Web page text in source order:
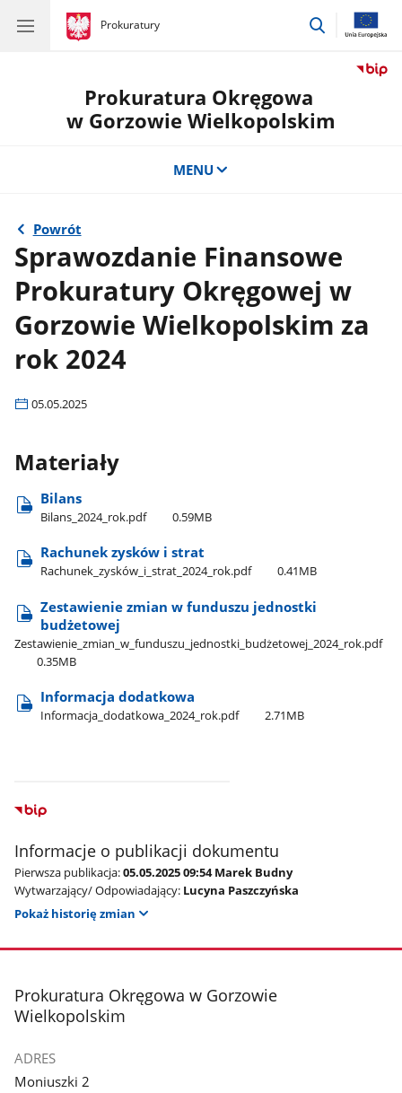
gov.pl
Prokuratury
gov.pl
Prokuratury
przejdź
Prokuratura Okręgowa
w Gorzowie Wielkopolskim
MENU
Powrót
Sprawozdanie Finansowe
Prokuratury Okręgowej w
Gorzowie Wielkopolskim za
rok 2024
05.05.2025
Materiały
Bilans
Bilans​_2024​_rok.pdf 0.59MB
Rachunek zysków i strat
Rachunek​_zysków​_i​_strat​_2024​_rok.pdf 0.41MB
Zestawienie zmian w funduszu jednostki
budżetowej
Zestawienie​_zmian​_w​_funduszu​_jednostki​_budżetowej​_2024​_rok.pdf
0.35MB
Informacja dodatkowa
Informacja​_dodatkowa​_2024​_rok.pdf 2.71MB
Informacje o publikacji dokumentu
Pierwsza publikacja:05.05.2025 09:54 Marek Budny
Wytwarzający/ Odpowiadający: Lucyna Paszczyńska
Pokaż historię zmian
stopka
Prokuratura Okręgowa w Gorzowie
Wielkopolskim
ADRES
Moniuszki 2